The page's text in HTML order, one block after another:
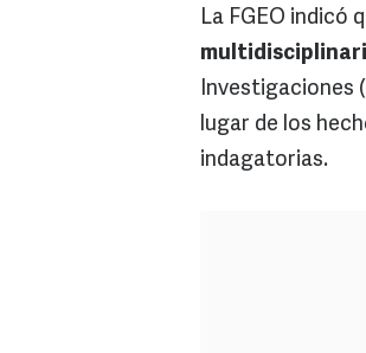
La FGEO indicó
Investigaciones
lugar de los
indagatorias.